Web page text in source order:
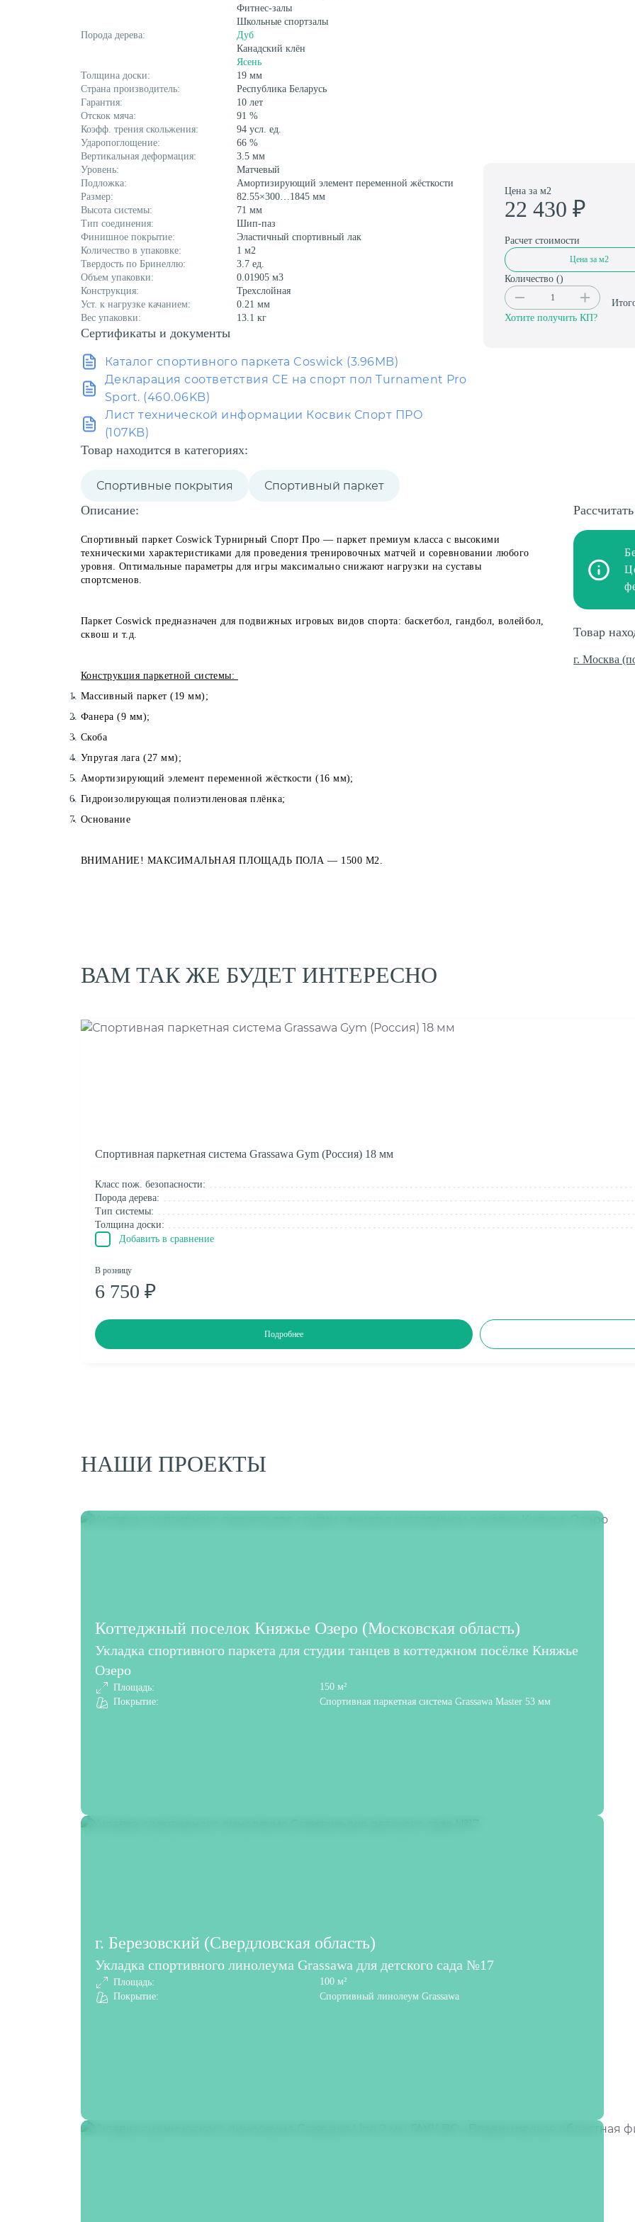
Фитнес-залы
Школьные спортзалы
Порода дерева:
Дуб
Канадский клён
Ясень
Толщина доски:
19 мм
Страна производитель:
Республика Беларусь
Гарантия:
10 лет
Отскок мяча:
91 %
Коэфф. трения скольжения:
94 усл. ед.
Ударопоглощение:
66 %
Вертикальная деформация:
3.5 мм
Уровень:
Матчевый
Подложка:
Амортизирующий элемент переменной жёсткости
Размер:
82.55×300…1845 мм
Высота системы:
71 мм
Тип соединения:
Шип-паз
Финишное покрытие:
Эластичный спортивный лак
Количество в упаковке:
1 м2
Твердость по Бринеллю:
3.7 ед.
Объем упаковки:
0.01905 м3
Конструкция:
Трехслойная
Уст. к нагрузке качанием:
0.21 мм
Вес упаковки:
13.1 кг
Сертификаты и документы
Каталог спортивного паркета Coswick (3.96MB)
Декларация соответствия CE на спорт пол Turnament Pro
Sport. (460.06KB)
Лист технической информации Косвик Спорт ПРО
(107KB)
Товар находится в категориях:
Спортивные покрытия Спортивный паркет
Цена за м2
22 430 ₽
Расчет стоимости
Цена за м2
Количество ()
Хотите получить КП?
Описание:
Спортивный паркет Coswick Турнирный Спорт Про — паркет премиум класса с высокими
техническими характеристиками для проведения тренировочных матчей и соревновании любого
уровня. Оптимальные параметры для игры максимально снижают нагрузки на суставы
спортсменов.
Паркет Coswick предназначен для подвижных игровых видов спорта: баскетбол, гандбол, волейбол,
сквош и т.д.
Конструкция паркетной системы:
Массивный паркет (19 мм);
Фанера (9 мм);
Скоба
Упругая лага (27 мм);
Амортизирующий элемент переменной жёсткости (16 мм);
Гидроизолирующая полиэтиленовая плёнка;
Основание
ВНИМАНИЕ! МАКСИМАЛЬНАЯ ПЛОЩАДЬ ПОЛА — 1500 М2.
Товар
г. Москва
ВАМ ТАК ЖЕ БУДЕТ ИНТЕРЕСНО
Спортивная паркетная система Grassawa Gym (Россия) 18 мм
Класс пож. безопасности:
Порода дерева:
Тип системы:
Толщина доски:
Добавить в сравнение
В розницу
6 750 ₽
Подробнее
НАШИ ПРОЕКТЫ
Коттеджный поселок Княжье Озеро (Московская область)
Укладка спортивного паркета для студии танцев в коттеджном посёлке Княжье
Озеро
Площадь:
150 м²
Покрытие:
Спортивная паркетная система Grassawa Master 53 мм
г. Березовский (Свердловская область)
Укладка спортивного линолеума Grassawa для детского сада №17
Площадь:
100 м²
Покрытие:
Спортивный линолеум Grassawa